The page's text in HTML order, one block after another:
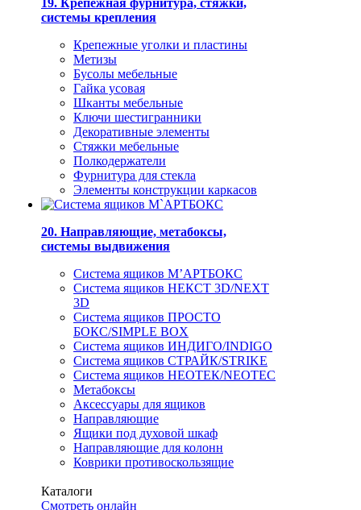
19. Крепежная фурнитура, стяжки,
системы крепления
Крепежные уголки и пластины
Метизы
Бусолы мебельные
Гайка усовая
Шканты мебельные
Ключи шестигранники
Декоративные элементы
Стяжки мебельные
Полкодержатели
Фурнитура для стекла
Элементы конструкции каркасов
20. Направляющие, метабоксы,
системы выдвижения
Система ящиков М’АРТБОКС
Система ящиков НЕКСТ 3D/NEXT
3D
Система ящиков ПРОСТО
БОКС/SIMPLE BOX
Система ящиков ИНДИГО/INDIGO
Система ящиков СТРАЙК/STRIKE
Система ящиков НЕОТЕК/NEOTEC
Метабоксы
Аксессуары для ящиков
Направляющие
Ящики под духовой шкаф
Направляющие для колонн
Коврики противоскользящие
Каталоги
Смотреть онлайн